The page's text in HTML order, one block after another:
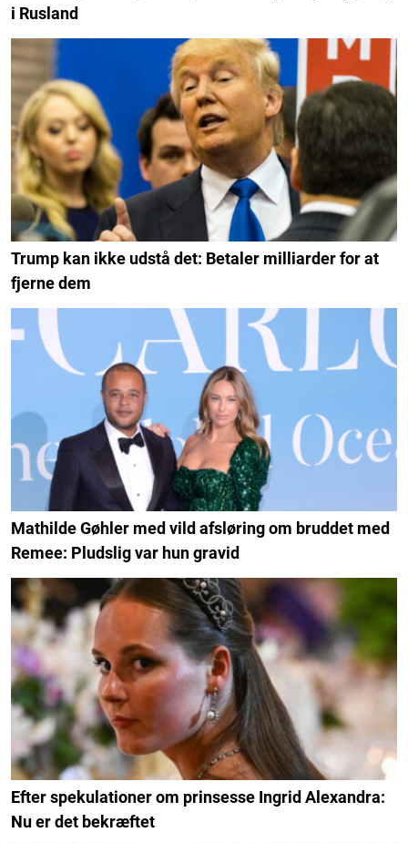
i Rusland
Trump kan ikke udstå det: Betaler milliarder for at
fjerne dem
Mathilde Gøhler med vild afsløring om bruddet med
Remee: Pludslig var hun gravid
Efter spekulationer om prinsesse Ingrid Alexandra:
Nu er det bekræftet